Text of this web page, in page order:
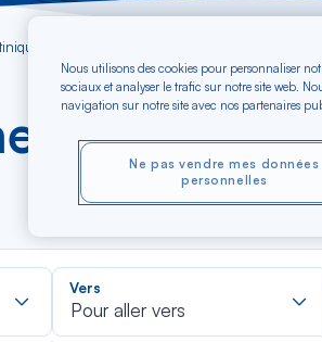
Montego
Rechercher
dans
la
Vers
Pour aller vers
Nous utilisons des cookies pour personnaliser
sociaux et analyser le trafic sur notre site web.
navigation sur notre site avec nos partenaires
Ne pas vendre mes données
personnelles